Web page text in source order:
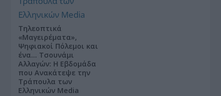
Τηλεοπτικά
«Μαγειρέματα»,
Ψηφιακοί Πόλεμοι και
ένα… Τσουνάμι
Αλλαγών: Η Εβδομάδα
που Ανακάτεψε την
Τράπουλα των
Ελληνικών Media